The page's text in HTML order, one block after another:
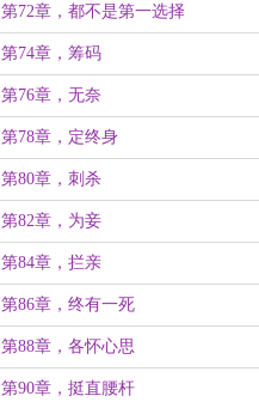
第72章，都不是第一选择
第74章，筹码
第76章，无奈
第78章，定终身
第80章，刺杀
第82章，为妾
第84章，拦亲
第86章，终有一死
第88章，各怀心思
第90章，挺直腰杆